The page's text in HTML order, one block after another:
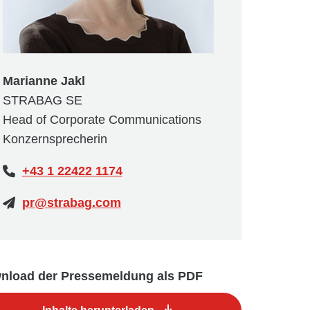
der Pressemeldung als PDF
Marianne Jakl
STRABAG SE
Head of Corporate Communications
Konzernsprecherin
+43 1 22422 1174
pr@strabag.com